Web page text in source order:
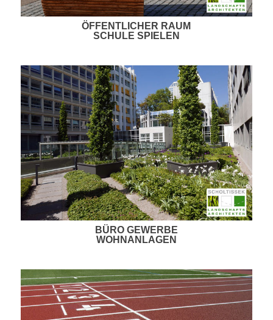
ÖFFENTLICHER RAUM
SCHULE SPIELEN
BÜRO GEWERBE
WOHNANLAGEN